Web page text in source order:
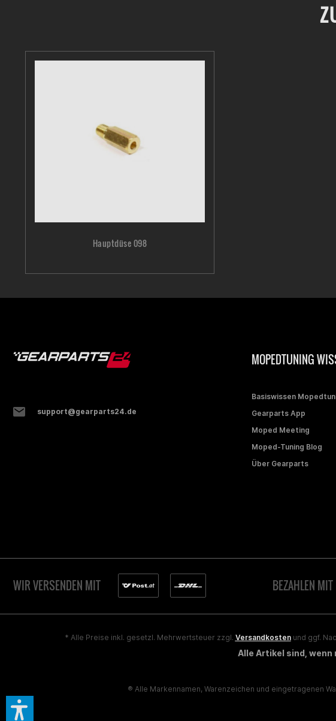
Hauptdüse 098
support@gearparts24.de
MOPEDTUNING
Basiswissen
Gearparts App
Moped Meeting
Moped-Tuning Blog
Über Gearparts
WIR VERSENDEN MIT BEZAHLEN MIT
* Alle Preise inkl. gesetzl. Mehrwertsteuer zzgl. Versandkostenund ggf.
Alle Artikel sind,
® Alle Markennamen, Warenzeichen und eingetragenen